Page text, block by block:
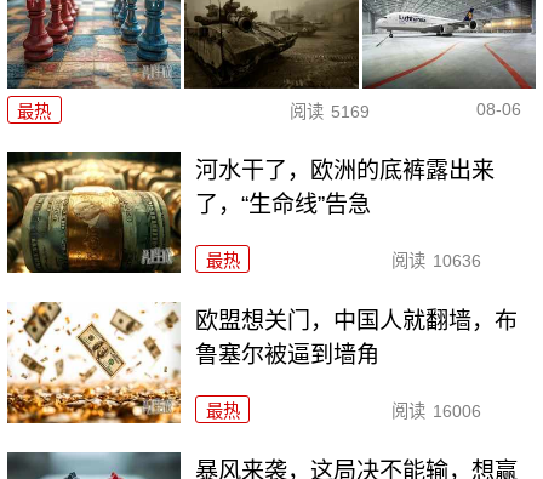
最热 阅读 5169 08-06
河水干了，欧洲的底裤露出来
了，“生命线”告急
最热 阅读 10636
欧盟想关门，中国人就翻墙，布
鲁塞尔被逼到墙角
最热 阅读 16006
暴风来袭，这局决不能输，想赢